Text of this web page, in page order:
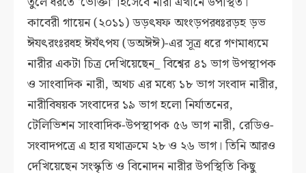
কাবেরী গায়েন (২০১১)ডড়ৎষফ অংংড়পরধঃরড়হ ড়ভ
ঈযৎরংঃরধহ ঈযঁৎপয (ডঅঈঈ)-এর সূত্র ধরে গণমাধ্যমে
নারীর একটা চিত্র দেখিয়েছেন_ বিশ্বের ৪১ ভাগ উপস্থাপক
ও সাংবাদিক নারী, অথচ এর মধ্যে ১৮ ভাগ সংবাদ নারীর,
নারীবিষয়ক সংবাদের ১৯ ভাগ হলো নির্যাতনের,
টেলিভিশন সাংবাদিক-উপস্থাপক ৫৬ ভাগ নারী, রেডিও-
সংবাদপত্রে এ হার যথাক্রমে ২৮ ও ২৬ ভাগ। তিনি আরও
দেখিয়েছেন সংস্কৃতি ও বিনোদন নারীর উপস্থিতি কিছু